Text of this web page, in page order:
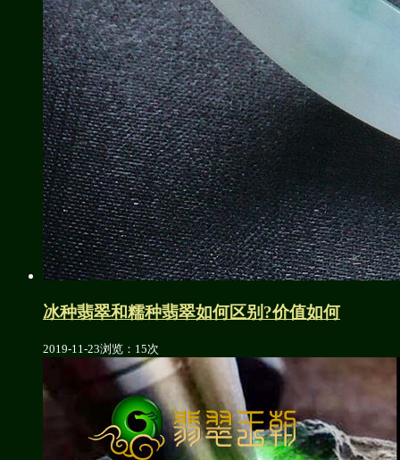
冰种翡翠和糯种翡翠如何区别?价值如何
2019-11-23浏览：15次